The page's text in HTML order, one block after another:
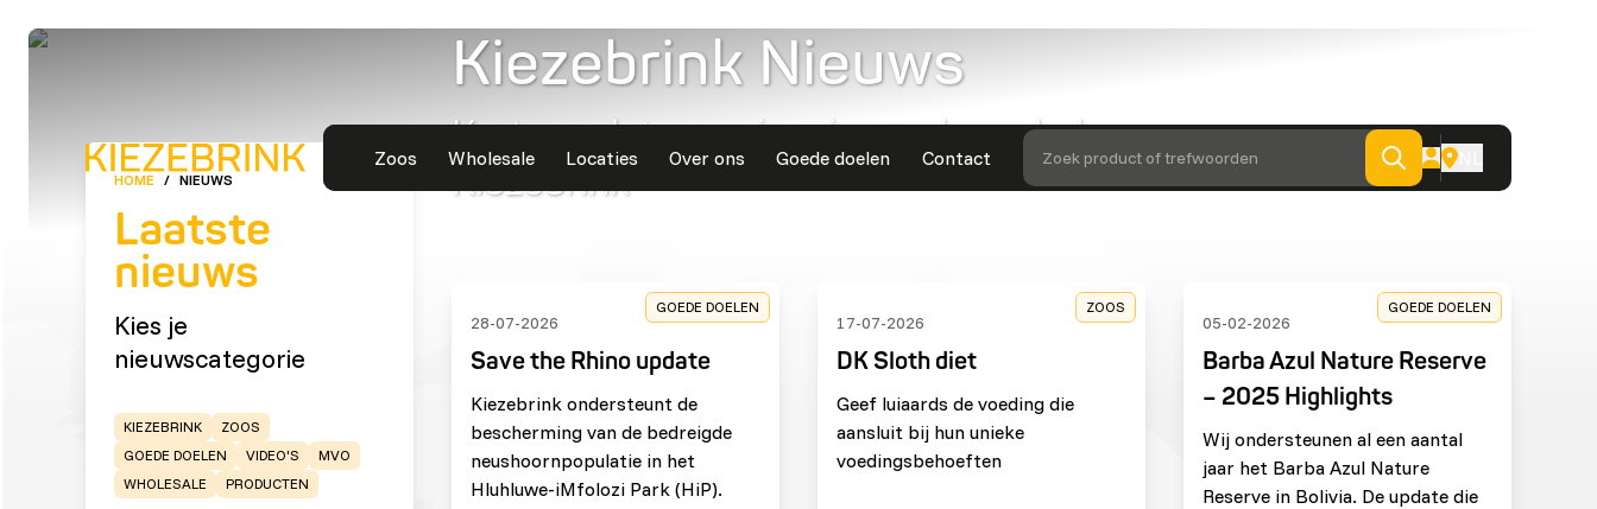
Zoos Wholesale Locaties Over ons Goede doelen Contact Zoek product of trefwoorden NL
Kiezebrink Nieuws
Korte updates en inspirerende verhalen van
Kiezebrink
HOME / NIEUWS
Laatste
nieuws
Kies je
nieuwscategorie
KIEZEBRINK
ZOOS
GOEDE DOELEN
VIDEO'S
MVO
WHOLESALE
PRODUCTEN
GOEDE DOELEN
28-07-2026
Save the Rhino update
Kiezebrink ondersteunt de
bescherming van de bedreigde
neushoornpopulatie in het
Hluhluwe-iMfolozi Park (HiP).
ZOOS
17-07-2026
DK Sloth diet
Geef luiaards de voeding die
aansluit bij hun unieke
voedingsbehoeften
GOEDE DOELEN
05-02-2026
Barba Azul Nature Reserve
– 2025 Highlights
Wij ondersteunen al een aantal
jaar het Barba Azul Nature
Reserve in Bolivia. De update die